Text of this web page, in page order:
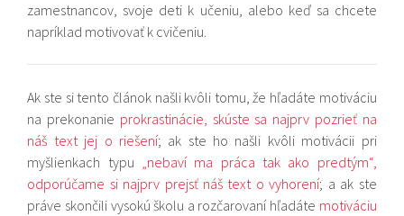
zamestnancov, svoje deti k učeniu, alebo keď sa chcete
napríklad motivovať k cvičeniu.
Ak ste si tento článok našli kvôli tomu, že hľadáte motiváciu
na prekonanie prokrastinácie, skúste sa najprv pozrieť na
náš text jej o riešení; ak ste ho našli kvôli motivácii pri
myšlienkach typu „nebaví ma práca tak ako predtým“,
odporúčame si najprv prejsť náš text o vyhorení; a ak ste
práve skončili vysokú školu a rozčarovaní hľadáte motiváciu